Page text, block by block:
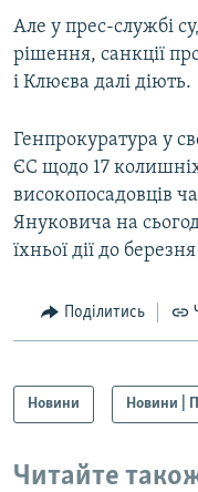
Але у прес-службі
рішення, санкції
і Клюєва далі діють.
Генпрокуратура у
ЄС щодо 17
високопосадовців
Януковича на
їхньої дії до
Поділитись
Новини Новини |
Читайте